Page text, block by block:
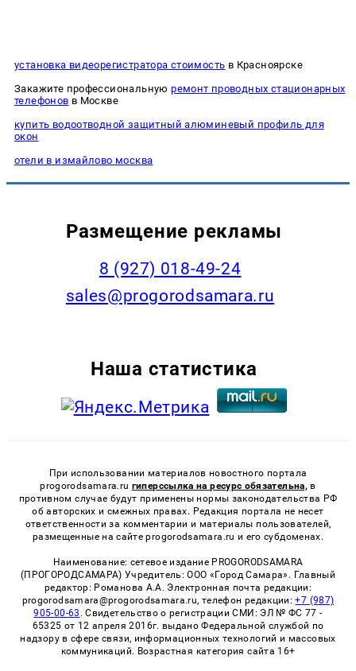
установка видеорегистратора стоимость в Красноярске
Закажите профессиональнуюремонт проводных стационарных
телефонов в Москве
купить водоотводной защитный алюминевый профиль для
окон
отели в измайлово москва
Размещение рекламы
8 (927) 018-49-24
sales@progorodsamara.ru
Наша статистика
При использовании материалов новостного портала
progorodsamara.ru гиперссылка на ресурс обязательна, в
противном случае будут применены нормы законодательства РФ
об авторских и смежных правах. Редакция портала не несет
ответственности за комментарии и материалы пользователей,
размещенные на сайте progorodsamara.ru и его субдоменах.
Наименование: сетевое издание PROGORODSAMARA
(ПРОГОРОДСАМАРА) Учредитель: ООО «Город Самара». Главный
редактор: Романова А.А. Электронная почта редакции:
progorodsamara@progorodsamara.ru, телефон редакции:+7 (987)
905-00-63 . Свидетельство о регистрации СМИ: ЭЛ № ФС 77 -
65325 от 12 апреля 2016г. выдано Федеральной службой по
надзору в сфере связи, информационных технологий и массовых
коммуникаций. Возрастная категория сайта 16+